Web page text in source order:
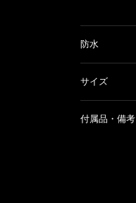
防水
サイズ
付属品・備考